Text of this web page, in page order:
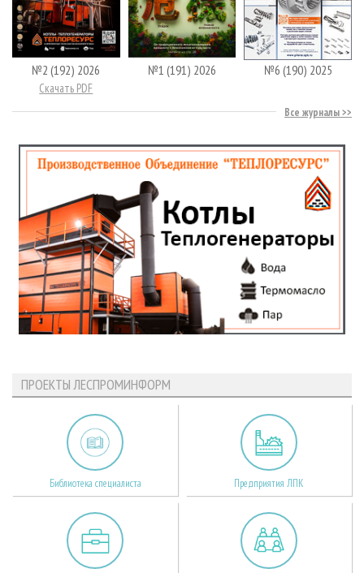
№2 (192) 2026
Скачать PDF
№1 (191) 2026 №6 (190) 2025
Все журналы
ПРОЕКТЫ ЛЕСПРОМИНФОРМ
Библиотека специалиста Предприятия ЛПК